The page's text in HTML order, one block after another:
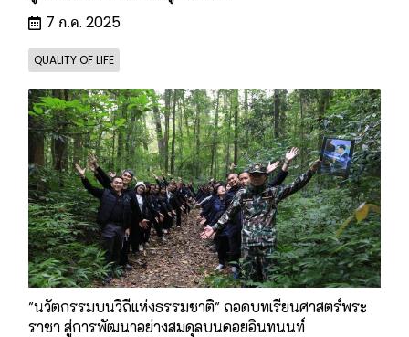
7 ก.ค. 2025
QUALITY OF LIFE
"นวัตกรรมบนวิถีแห่งธรรมชาติ" ถอดบทเรียนศาสตร์พระ
ราชา สู่การพัฒนาอย่างสมดุลบนดอยอินทนนท์